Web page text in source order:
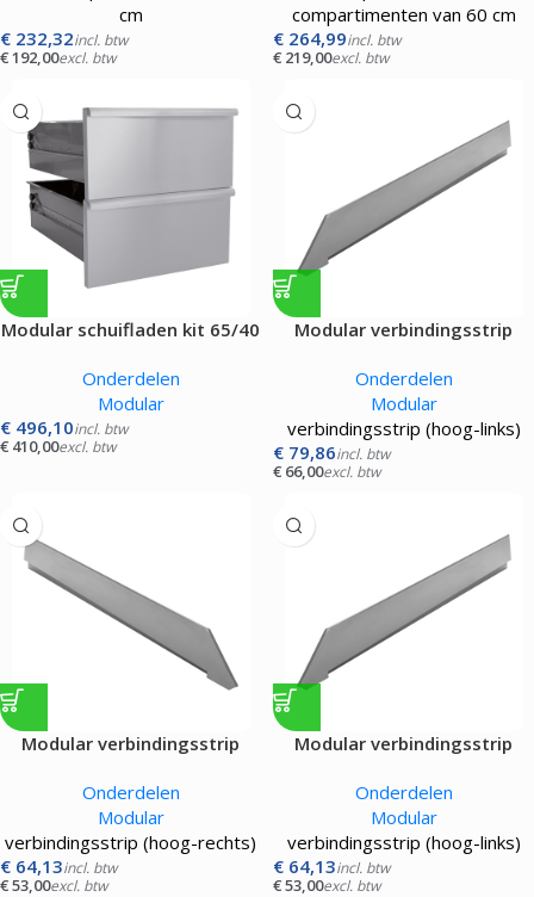
cm
€ 232,32incl. btw
€192,00excl. btw
compartimenten van 60 cm
€ 264,99incl. btw
€ 219,00excl. btw
Modular schuifladen kit 65/40
Onderdelen
Modular
€ 496,10incl. btw
€ 410,00excl. btw
Modular verbindingsstrip
Onderdelen
Modular
verbindingsstrip (hoog-links)
€ 79,86incl. btw
€ 66,00excl. btw
Modular verbindingsstrip
Onderdelen
Modular
verbindingsstrip (hoog-rechts)
€ 64,13incl. btw
€53,00excl. btw
Modular verbindingsstrip
Onderdelen
Modular
verbindingsstrip (hoog-links)
€ 64,13incl. btw
€53,00excl. btw